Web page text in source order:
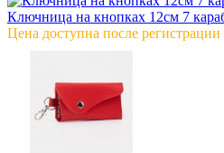
Ключница на кнопках 12см 7
Цена доступна после регистрации